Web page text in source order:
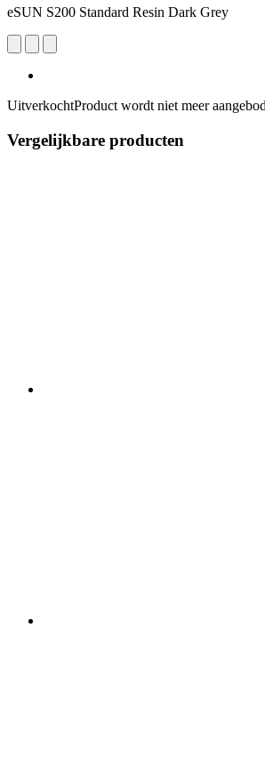
eSUN S200 Standard Resin Dark Grey
UitverkochtProduct wordt niet meer
Vergelijkbare producten